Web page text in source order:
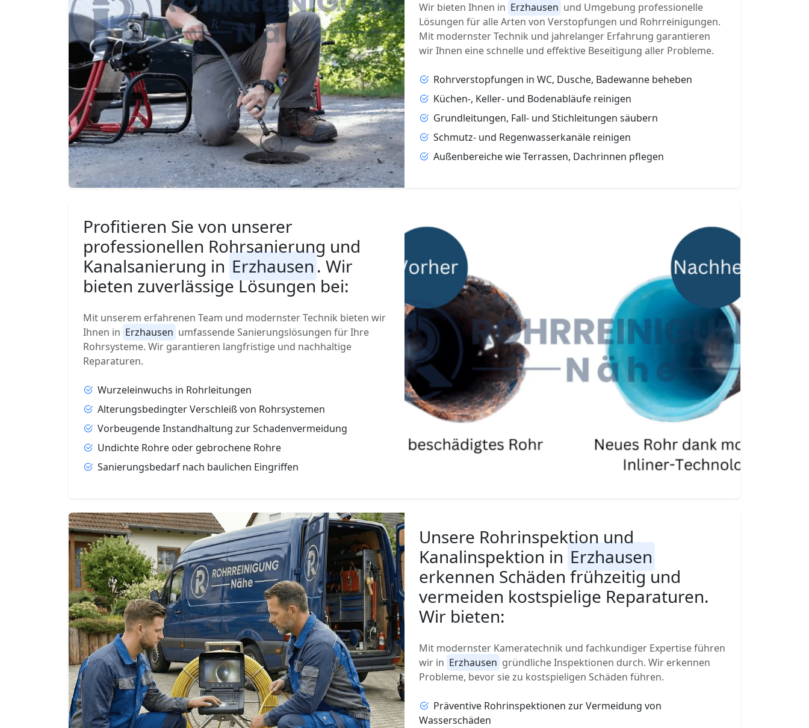
Wir bieten Ihnen in Erzhausen und Umgebung professionelle
Lösungen für alle Arten von Verstopfungen und Rohrreinigungen.
Mit modernster Technik und jahrelanger Erfahrung garantieren
wir Ihnen eine schnelle und effektive Beseitigung aller Probleme.
Rohrverstopfungen in WC, Dusche, Badewanne beheben
Küchen-, Keller- und Bodenabläufe reinigen
Grundleitungen, Fall- und Stichleitungen säubern
Schmutz- und Regenwasserkanäle reinigen
Außenbereiche wie Terrassen, Dachrinnen pflegen
Profitieren Sie von unserer
professionellen Rohrsanierung und
Kanalsanierung in Erzhausen . Wir
bieten zuverlässige Lösungen bei:
Mit unserem erfahrenen Team und modernster Technik bieten wir
Ihnen in Erzhausen umfassende Sanierungslösungen für Ihre
Rohrsysteme. Wir garantieren langfristige und nachhaltige
Reparaturen.
Wurzeleinwuchs in Rohrleitungen
Alterungsbedingter Verschleiß von Rohrsystemen
Vorbeugende Instandhaltung zur Schadenvermeidung
Undichte Rohre oder gebrochene Rohre
Sanierungsbedarf nach baulichen Eingriffen
Unsere Rohrinspektion und
Kanalinspektion in Erzhausen
erkennen Schäden frühzeitig und
vermeiden kostspielige Reparaturen.
Wir bieten:
Mit modernster Kameratechnik und fachkundiger Expertise führen
wir in Erzhausen gründliche Inspektionen durch. Wir erkennen
Probleme, bevor sie zu kostspieligen Schäden führen.
Präventive Rohrinspektionen zur Vermeidung von
Wasserschäden